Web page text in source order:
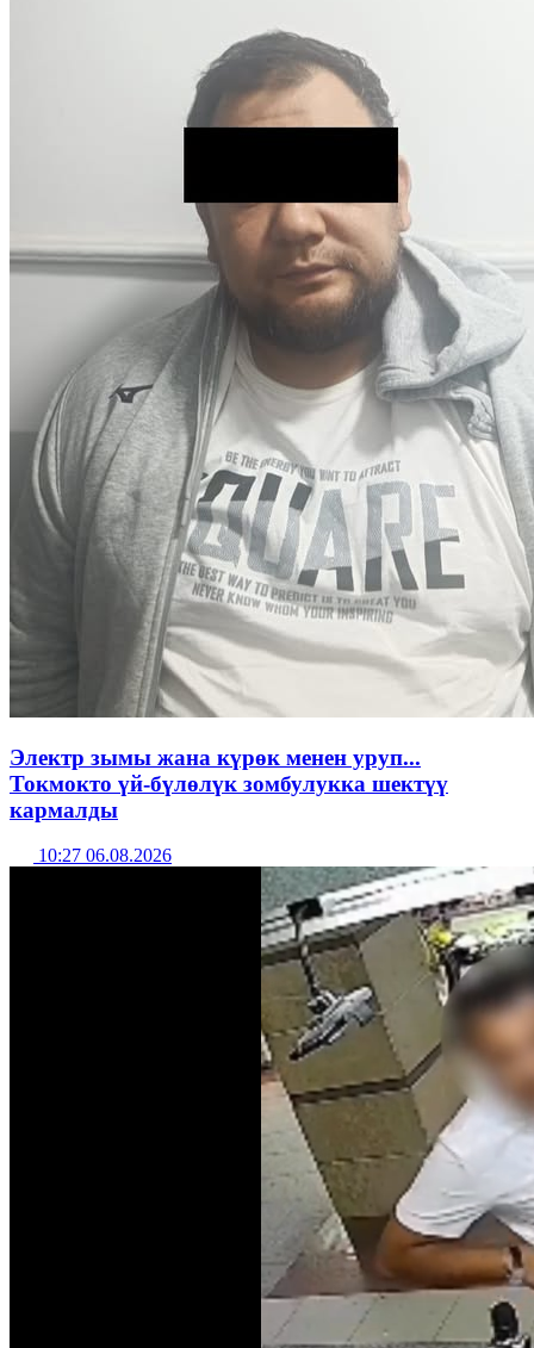
Электр зымы жана күрөк менен уруп...
Токмокто үй-бүлөлүк зомбулукка шектүү
кармалды
10:27 06.08.2026